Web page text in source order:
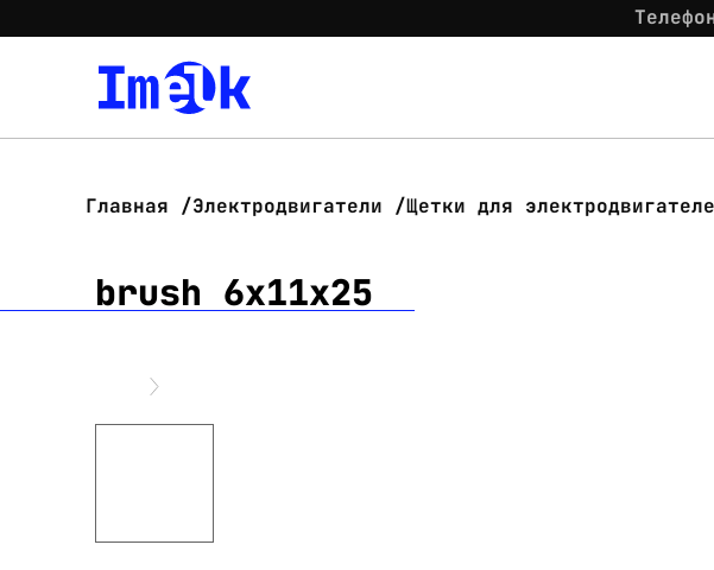
Главная Электродвигатели Щетки для
brush 6x11x25